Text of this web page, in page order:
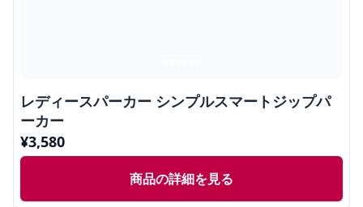
レディースパーカー シンプルスマートジップパ
ーカー
¥3,580
商品の詳細を見る